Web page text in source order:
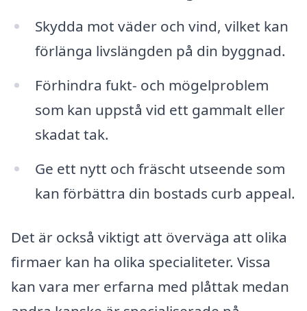
Skydda mot väder och vind, vilket kan
förlänga livslängden på din byggnad.
Förhindra fukt- och mögelproblem
som kan uppstå vid ett gammalt eller
skadat tak.
Ge ett nytt och fräscht utseende som
kan förbättra din bostads curb appeal.
Det är också viktigt att överväga att olika
firmaer kan ha olika specialiteter. Vissa
kan vara mer erfarna med plåttak medan